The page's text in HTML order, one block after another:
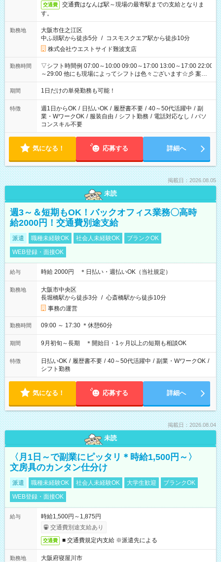
交通費
交通費はなんば駅～現場の最寄駅までの支給となりま
す。
勤務地
大阪市住之江区
中ふ頭駅から徒歩5分 / コスモスクエア駅から徒歩10分
株式会社ウエストサイド難波支店
勤務時間
▽シフト時間例 07:00～10:00 09:00～17:00 13:00～17:00 22:00
～29:00 他にも現場によってシフトは色々ございます☆彡 案件
次第では午前中で終わるお仕事も...！
期間 1日だけの単発勤務も可能！
特徴 週1日からOK / 日払いOK / 履歴書不要 / 40～50代活躍中 / 副
業・WワークOK / 服装自由 / シフト勤務 / 電話対応なし / パソ
コンスキル不要
気になる！ 応募する 詳細へ
掲載日：2026.08.05
未読
週3～＆短期もOK！バックオフィス業務〇高時
給2000円！交通費別途支給
派遣 職種未経験OK 社会人未経験OK
ブランクOK
WEB登録・面接OK
給与 時給 2000円 ＊日払い・週払いOK（当社規定）
勤務地
大阪市中央区
長堀橋駅から徒歩3分 / 心斎橋駅から徒歩10分
事務の運営
勤務時間 09:00 ～ 17:30 ＊休憩60分
期間 9月初旬～長期 ＊開始日・1ヶ月以上の短期も相談OK
特徴 日払いOK / 履歴書不要 / 40～50代活躍中 / 副業・WワークOK /
シフト勤務
気になる！ 応募する 詳細へ
掲載日：2026.08.04
未読
〈月1日～で副業にピッタリ＊時給1,500円～〉
文房具のカンタン仕分け
派遣 職種未経験OK 社会人未経験OK 大学生歓迎
ブランクOK
WEB登録・面接OK
給与
時給1,500円～1,875円
交通費別途支給あり
交通費 ■ 交通費規定内支給 ※派遣先による
勤務地
大阪府寝屋川市